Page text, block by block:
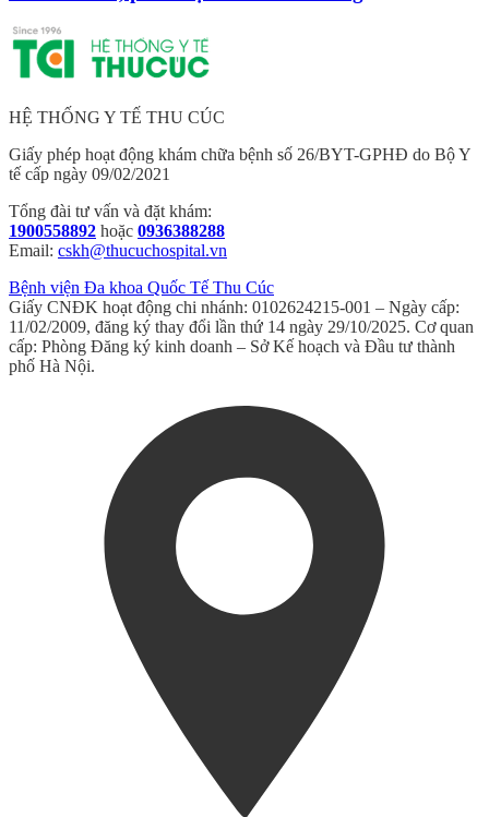
HỆ THỐNG Y TẾ THU CÚC
Giấy phép hoạt động khám chữa bệnh số 26/BYT-GPHĐ do Bộ Y
tế cấp ngày 09/02/2021
Tổng đài tư vấn và đặt khám:
1900558892 hoặc 0936388288
Email: cskh@thucuchospital.vn
Bệnh viện Đa khoa Quốc Tế Thu Cúc
Giấy CNĐK hoạt động chi nhánh: 0102624215-001 – Ngày cấp:
11/02/2009, đăng ký thay đổi lần thứ 14 ngày 29/10/2025. Cơ quan
cấp: Phòng Đăng ký kinh doanh – Sở Kế hoạch và Đầu tư thành
phố Hà Nội.